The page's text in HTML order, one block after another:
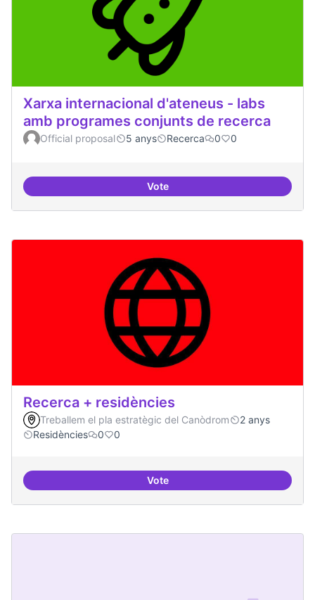
Xarxa internacional d'ateneus - labs
amb programes conjunts de recerca
Official proposal 5 anys Recerca 0 0
VoteXarxa internacional d'ateneus -
Recerca + residències
Treballem el pla estratègic del Canòdrom
2 anys
Residències
0 0
VoteRecerca + residències